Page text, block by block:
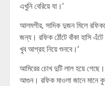
এখুনি বেরিয়ে যা।’
আলমগীর, সাদিক দুজন মিলে
জন্য। রফিক ঠোঁটে বাঁকা হাসি এঁটে
খুব আগ্রহ নিয়ে শুনবে।’
আমিরের চোখ দুটি লাল হয়ে
আগুন। রফিক মাওলা জানে মানে